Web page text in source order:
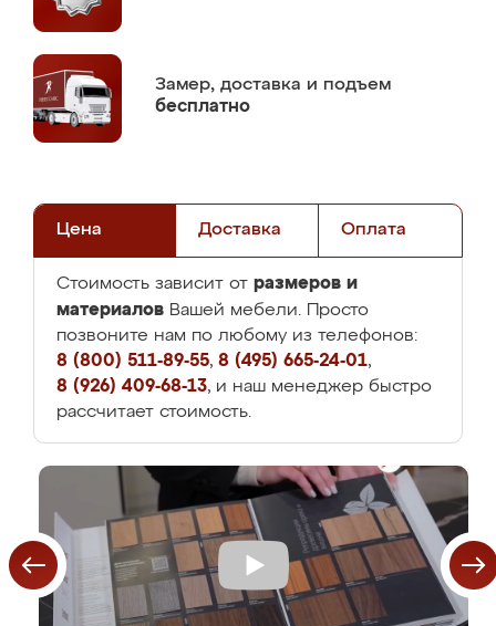
Замер, доставка и подъем
бесплатно
Цена Доставка Оплата
Стоимость зависит от размеров и
материалов Вашей мебели. Просто
позвоните нам по любому из телефонов:
8 (800) 511-89-55, 8 (495) 665-24-01,
8 (926) 409-68-13, и наш менеджер быстро
рассчитает стоимость.